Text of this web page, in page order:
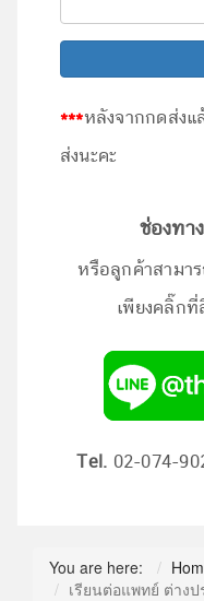
***หลังจากกดส่งแ
ส่งนะคะ
ช่องทา
หรือลูกค้าสามา
เพียงคลิ๊กที่
Tel. 02-074-
You are here:
เรียนต่อแพทย์ ต่างป